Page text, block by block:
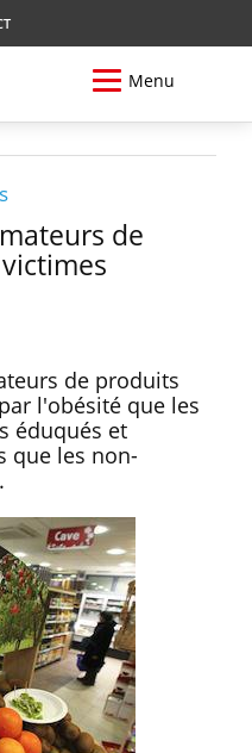
Menu
de
de produits
l'obésité que les
éduqués et
que les non-